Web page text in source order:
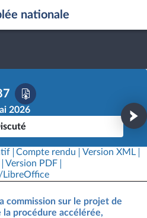
nationale
2026
Compte rendu
Version XML
Version PDF
commission sur le projet de
la procédure accélérée,